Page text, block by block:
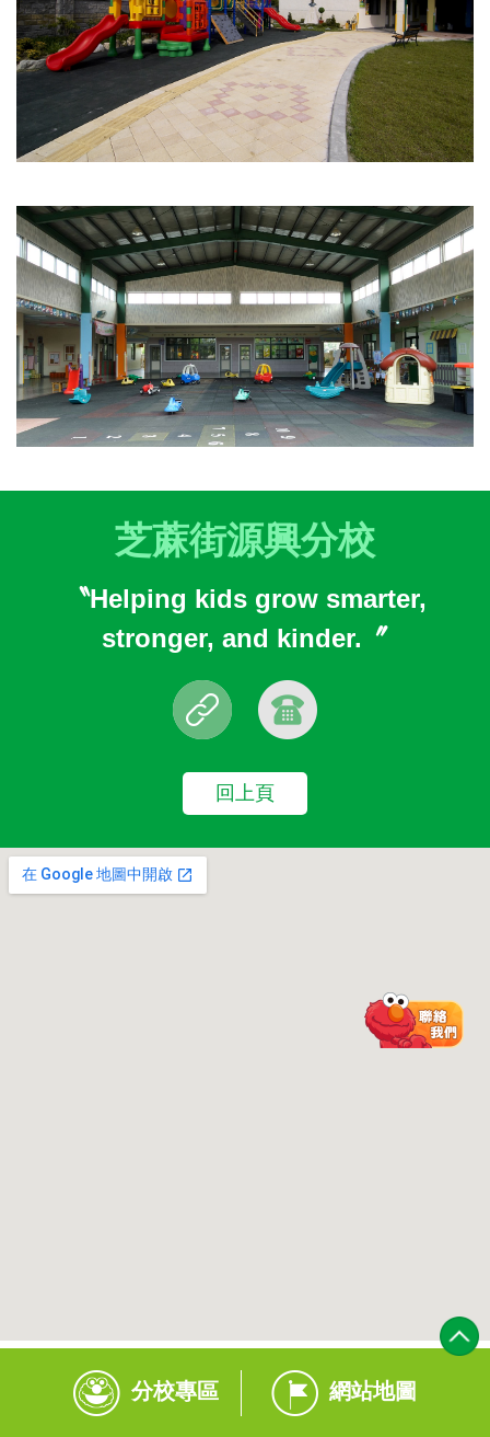
芝蔴街源興分校
〝Helping kids grow smarter,
stronger, and kinder.〞
分校專區 網站地圖